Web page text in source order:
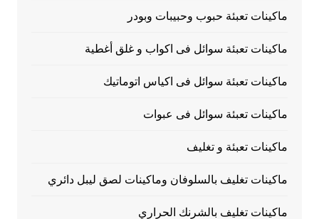
ماكينات تعبئة حبوب وحبيبات وبودر
ماكينات تعبئة سوائل فى اكواب و غلق أغطية
ماكينات تعبئة سوائل فى اكياس اتوماتيك
ماكينات تعبئة سوائل فى عبوات
ماكينات تعبئة و تغليف
ماكينات تغليف بالسلوفان وماكينات لصق ليبل دائري
ماكينات تغليف بالشرنك الحراري